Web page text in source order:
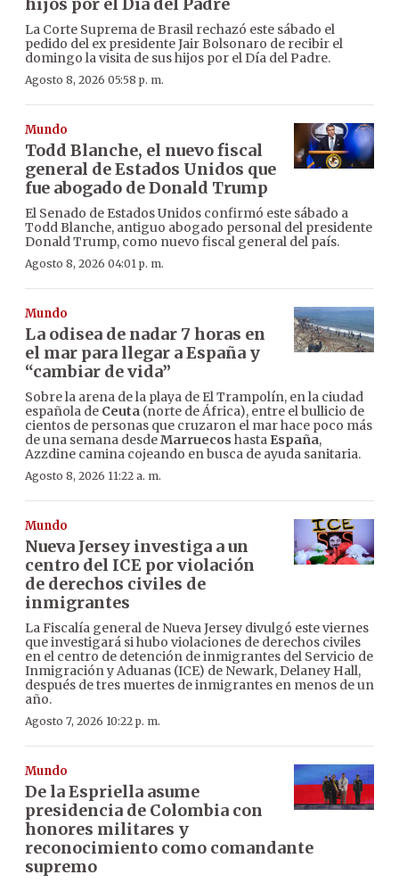
hijos por el Día del Padre
La Corte Suprema de Brasil rechazó este sábado el
pedido del ex presidente Jair Bolsonaro de recibir el
domingo la visita de sus hijos por el Día del Padre.
Agosto 8, 2026 05:58 p. m.
Mundo
Todd Blanche, el nuevo fiscal
general de Estados Unidos que
fue abogado de Donald Trump
El Senado de Estados Unidos confirmó este sábado a
Todd Blanche, antiguo abogado personal del presidente
Donald Trump, como nuevo fiscal general del país.
Agosto 8, 2026 04:01 p. m.
Mundo
La odisea de nadar 7 horas en
el mar para llegar a España y
“cambiar de vida”
Sobre la arena de la playa de El Trampolín, en la ciudad
española de Ceuta (norte de África), entre el bullicio de
cientos de personas que cruzaron el mar hace poco más
de una semana desdeMarruecos hasta España,
Azzdine camina cojeando en busca de ayuda sanitaria.
Agosto 8, 2026 11:22 a. m.
Mundo
Nueva Jersey investiga a un
centro del ICE por violación
de derechos civiles de
inmigrantes
La Fiscalía general de Nueva Jersey divulgó este viernes
que investigará si hubo violaciones de derechos civiles
en el centro de detención de inmigrantes del Servicio de
Inmigración y Aduanas (ICE) de Newark, Delaney Hall,
después de tres muertes de inmigrantes en menos de un
año.
Agosto 7, 2026 10:22 p. m.
Mundo
De la Espriella asume
presidencia de Colombia con
honores militares y
reconocimiento como comandante
supremo